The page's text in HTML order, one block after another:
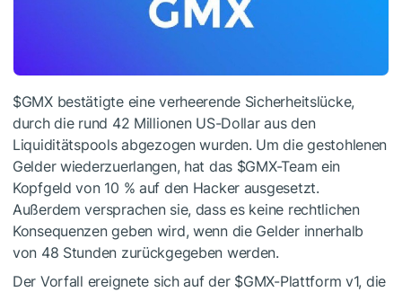
$GMXbestätigte eine verheerende Sicherheitslücke,
durch die rund 42 Millionen US-Dollar aus den
Liquiditätspools abgezogen wurden. Um die gestohlenen
Gelder wiederzuerlangen, hat das $GMX-Team ein
Kopfgeld von 10 % auf den Hacker ausgesetzt.
Außerdem versprachen sie, dass es keine rechtlichen
Konsequenzen geben wird, wenn die Gelder innerhalb
von 48 Stunden zurückgegeben werden.
Der Vorfall ereignete sich auf der $GMX-Plattform v1, die